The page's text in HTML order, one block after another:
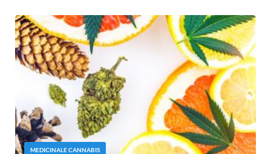
MEDICINALE CANNABIS